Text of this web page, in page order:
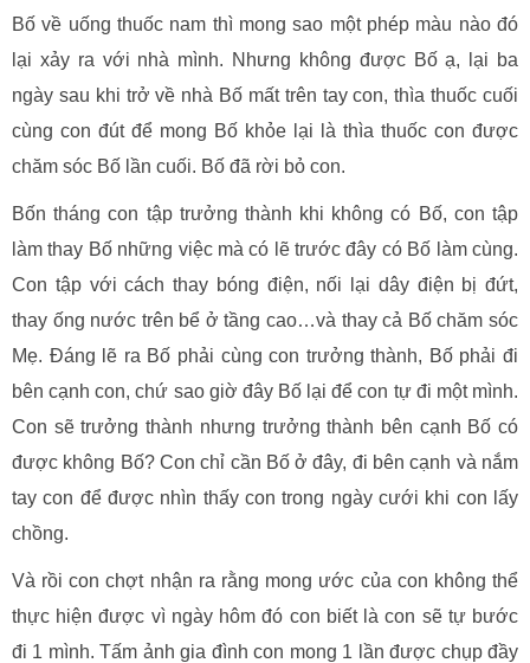
Bố về uống thuốc nam thì mong sao một phép màu nào đó
lại xảy ra với nhà mình. Nhưng không được Bố ạ, lại ba
ngày sau khi trở về nhà Bố mất trên tay con, thìa thuốc cuối
cùng con đút để mong Bố khỏe lại là thìa thuốc con được
chăm sóc Bố lần cuối. Bố đã rời bỏ con.
Bốn tháng con tập trưởng thành khi không có Bố, con tập
làm thay Bố những việc mà có lẽ trước đây có Bố làm cùng.
Con tập với cách thay bóng điện, nối lại dây điện bị đứt,
thay ống nước trên bể ở tầng cao…và thay cả Bố chăm sóc
Mẹ. Đáng lẽ ra Bố phải cùng con trưởng thành, Bố phải đi
bên cạnh con, chứ sao giờ đây Bố lại để con tự đi một mình.
Con sẽ trưởng thành nhưng trưởng thành bên cạnh Bố có
được không Bố? Con chỉ cần Bố ở đây, đi bên cạnh và nắm
tay con để được nhìn thấy con trong ngày cưới khi con lấy
chồng.
Và rồi con chợt nhận ra rằng mong ước của con không thể
thực hiện được vì ngày hôm đó con biết là con sẽ tự bước
đi 1 mình. Tấm ảnh gia đình con mong 1 lần được chụp đầy